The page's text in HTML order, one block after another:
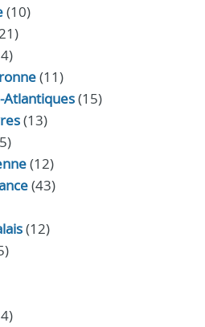
(10)
(11)
Atlantiques(15)
(13)
(12)
(43)
(12)